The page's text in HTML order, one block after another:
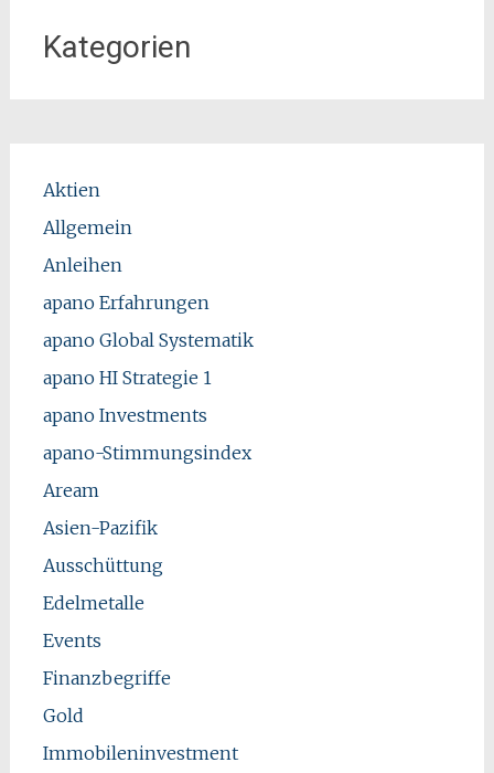
Kategorien
Aktien
Allgemein
Anleihen
apano Erfahrungen
apano Global Systematik
apano HI Strategie 1
apano Investments
apano-Stimmungsindex
Aream
Asien-Pazifik
Ausschüttung
Edelmetalle
Events
Finanzbegriffe
Gold
Immobileninvestment